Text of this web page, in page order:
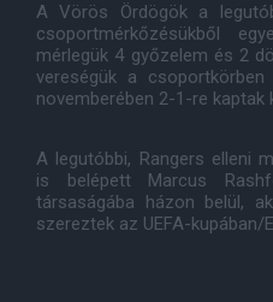
A Vörös Ördögök a
csoportmérkőzésükből
mérlegük 4 győzelem és 2
vereségük a
novemberében 2-1-re kaptak
A legutóbbi, Rangers elleni
is belépett Marcus
társaságába házon belül,
szereztek az UEFA-kupában/